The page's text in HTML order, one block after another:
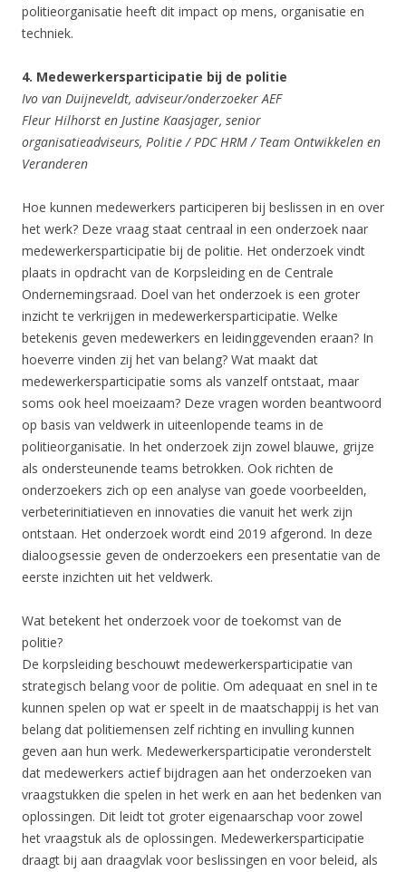
politieorganisatie heeft dit impact op mens, organisatie en
techniek.
4. Medewerkersparticipatie bij de politie
Ivo van Duijneveldt, adviseur/onderzoeker AEF
Fleur Hilhorst en Justine Kaasjager, senior
organisatieadviseurs, Politie / PDC HRM / Team Ontwikkelen en
Veranderen
Hoe kunnen medewerkers participeren bij beslissen in en over
het werk? Deze vraag staat centraal in een onderzoek naar
medewerkersparticipatie bij de politie. Het onderzoek vindt
plaats in opdracht van de Korpsleiding en de Centrale
Ondernemingsraad. Doel van het onderzoek is een groter
inzicht te verkrijgen in medewerkersparticipatie. Welke
betekenis geven medewerkers en leidinggevenden eraan? In
hoeverre vinden zij het van belang? Wat maakt dat
medewerkersparticipatie soms als vanzelf ontstaat, maar
soms ook heel moeizaam? Deze vragen worden beantwoord
op basis van veldwerk in uiteenlopende teams in de
politieorganisatie. In het onderzoek zijn zowel blauwe, grijze
als ondersteunende teams betrokken. Ook richten de
onderzoekers zich op een analyse van goede voorbeelden,
verbeterinitiatieven en innovaties die vanuit het werk zijn
ontstaan. Het onderzoek wordt eind 2019 afgerond. In deze
dialoogsessie geven de onderzoekers een presentatie van de
eerste inzichten uit het veldwerk.
Wat betekent het onderzoek voor de toekomst van de
politie?
De korpsleiding beschouwt medewerkersparticipatie van
strategisch belang voor de politie. Om adequaat en snel in te
kunnen spelen op wat er speelt in de maatschappij is het van
belang dat politiemensen zelf richting en invulling kunnen
geven aan hun werk. Medewerkersparticipatie veronderstelt
dat medewerkers actief bijdragen aan het onderzoeken van
vraagstukken die spelen in het werk en aan het bedenken van
oplossingen. Dit leidt tot groter eigenaarschap voor zowel
het vraagstuk als de oplossingen. Medewerkersparticipatie
draagt bij aan draagvlak voor beslissingen en voor beleid, als